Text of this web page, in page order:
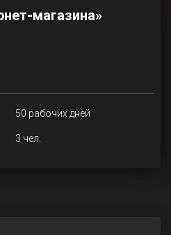
магазина»
50 рабочих дней
3 чел.